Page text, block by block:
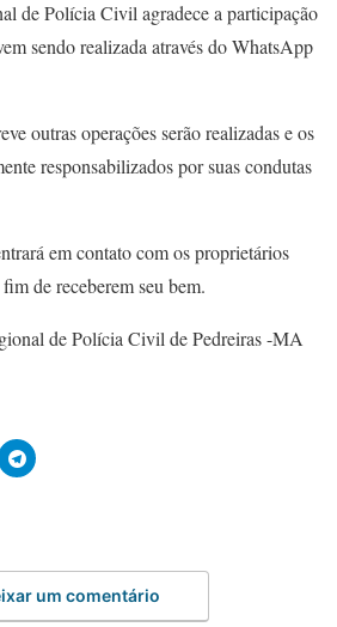
de Polícia Civil agradece a participação
sendo realizada através do WhatsApp
outras operações serão realizadas e os
responsabilizados por suas condutas
em contato com os proprietários
de receberem seu bem.
de Polícia Civil de Pedreiras -MA
um comentário